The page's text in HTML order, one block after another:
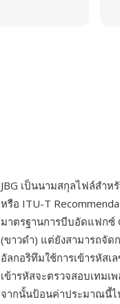
JBG เป็นนามสกุลไฟล์สำ
หรือ ITU-T
มาตรฐานการบีบอัดแฟกซ์
(ขาวดำ) แต่ยังสามารถจั
อัลกอริทึมใช้การเข้ารหัส
เข้ารหัสจะตรวจสอบเทมเ
จากนั้นป้อนค่าประมาณนี้ไ